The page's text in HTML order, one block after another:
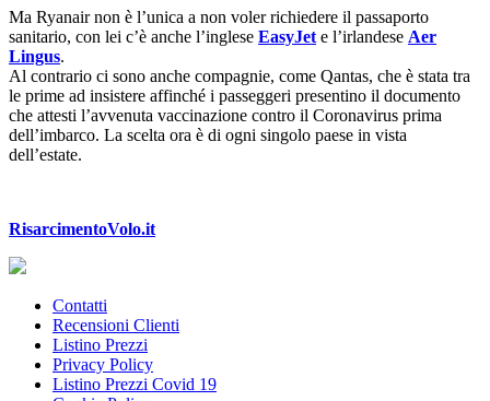
Ma Ryanair non è l’unica a non voler richiedere il passaporto
sanitario, con lei c’è anche l’inglese EasyJet e l’irlandese Aer
Lingus.
Al contrario ci sono anche compagnie, come Qantas, che è stata tra
le prime ad insistere affinché i passeggeri presentino il documento
che attesti l’avvenuta vaccinazione contro il Coronavirus prima
dell’imbarco. La scelta ora è di ogni singolo paese in vista
dell’estate.
RisarcimentoVolo.it
Contatti
Recensioni Clienti
Listino Prezzi
Privacy Policy
Listino Prezzi Covid 19